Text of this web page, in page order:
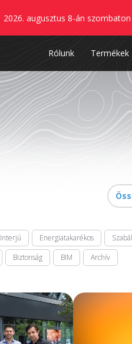
2026. augusztus 8-án
Rólunk Termékek
Interjú Energiatakarékos
Biztonság BIM Archív